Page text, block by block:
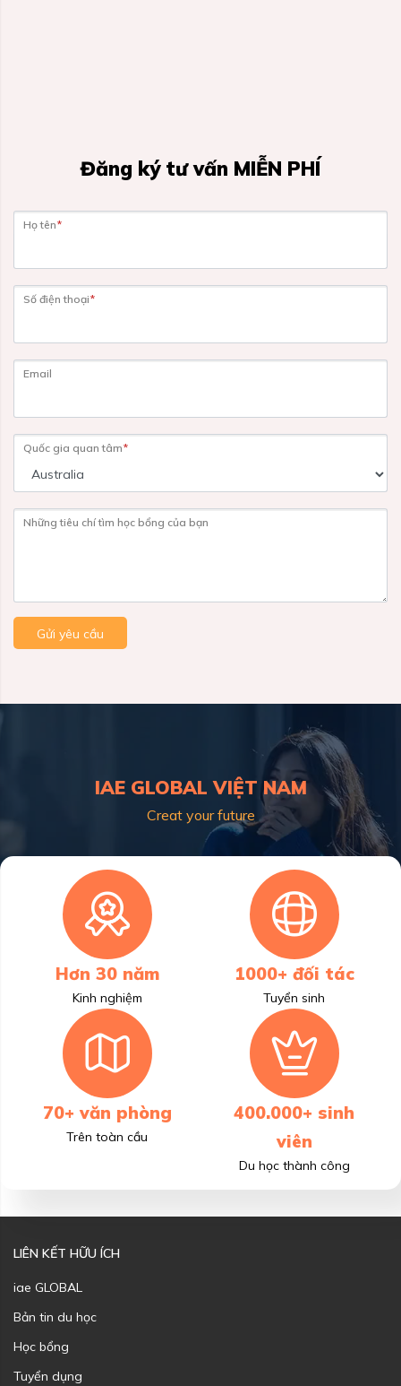
Đăng ký tư vấn MIỄN PHÍ
Họ tên*
Số điện thoại*
Email
Quốc gia quan tâm*
Những tiêu chí tìm học bổng của bạn
Gửi yêu cầu
IAE GLOBAL VIỆT NAM
Creat your future
Hơn 30 năm
Kinh nghiệm
1000+ đối tác
Tuyển sinh
70+ văn phòng
Trên toàn cầu
400.000+ sinh
viên
Du học thành công
LIÊN KẾT HỮU ÍCH
iae GLOBAL
Bản tin du học
Học bổng
Tuyển dụng